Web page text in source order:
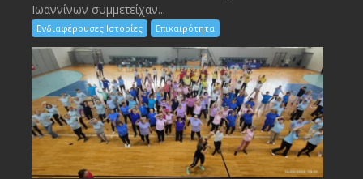
Ιωαννίνων συμμετείχαν...
Ενδιαφέρουσες Ιστορίες Επικαιρότητα